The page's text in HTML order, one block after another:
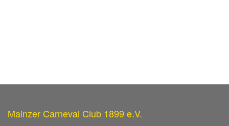
Mainzer Carneval Club 1899 e.V.